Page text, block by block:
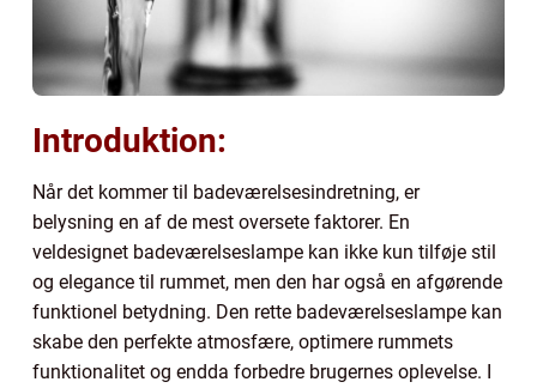
Introduktion:
Når det kommer til badeværelsesindretning, er
belysning en af de mest oversete faktorer. En
veldesignet badeværelseslampe kan ikke kun tilføje stil
og elegance til rummet, men den har også en afgørende
funktionel betydning. Den rette badeværelseslampe kan
skabe den perfekte atmosfære, optimere rummets
funktionalitet og endda forbedre brugernes oplevelse. I